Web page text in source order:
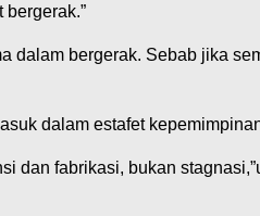
bergerak. Sebab jika
dalam estafet
dan fabrikasi, bukan